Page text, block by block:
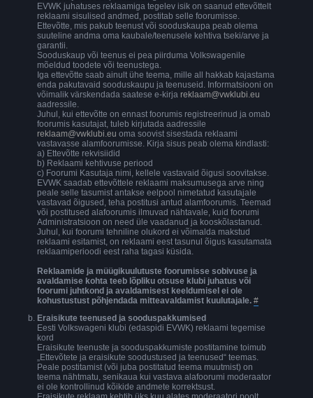
EVWK juhatuses reklaamiga tegelev isik on saanud ettevõttelt
reklaami sisulised andmed, postitab selle foorumisse.
Ettevõtte, mis pakub teenust või sooduskaupa peab olema
suuteline andma oma kaubale/teenusele kehtiva tseki/arve ja
garantii.
Sooduskaup või teenus ei pea piirduma Volkswagenile
mõeldud toodete või teenustega.
Iga ettevõtte saab ainult ühe teema, mille all hakkab kajastama
enda pakutavaid sooduskaupu ja teenuseid. Informatsiooni on
võimalik värskendada saatese e-kirja reklaam@vwklubi.eu
aadressile.
Juhul, kui ettevõtte on ennast foorumis registreerinud ja omab
foorumis kasutajat, tuleb kirjutada aadressile
reklaam@vwklubi.eu oma soovist sisestada reklaami
vastavasse alamfoorumisse. Kirja sisus peab olema kindlasti:
a) Ettevõtte rekvisiidid
b) Reklaami kehtivuse periood
c) Foorumi Kasutaja nimi, kellele vastavaid õigusi soovitakse.
EVWK saadab ettevõttele reklaami maksumusega arve ning
peale selle tasumist antakse eelpool nimetatud kasutajale
vastavad õigused, teha postitusi antud alamfoorumis. Teemad
või postitused alafoorumis ilmuvad nähtavale, kuid foorumi
Administratsioon on need üle vaadanud ja kooskõlastanud.
Juhul, kui foorumi tehniline olukord ei võimalda makstud
reklaami esitamist, on reklaami eest tasunul õigus kasutamata
reklaamiperioodi eest raha tagasi küsida.
Reklaamide ja müügikuulutuste foorumisse sobivuse ja
avaldamise kohta teeb lõpliku otsuse klubi juhatus või
foorumi juhtkond ja avaldamisest keeldumisel ei ole
kohustustust põhjendada mitteavaldamist kuulutajale. #
Eraisikute teenused ja sooduspakkumised
Eesti Volkswageni klubi (edaspidi EVWK) reklaami tegemise
kord
Eraisikute teenuste ja sooduspakkumiste postitamine toimub
„Ettevõtete ja eraisikute soodustused ja teenused“ teemas.
Peale postitamist (või juba postitatud teema muutmist) on
teema nähtmatu, senikaua kui vastava alafoorumi moderaator
ei ole kontrollinud kõikide andmete korrektsust.